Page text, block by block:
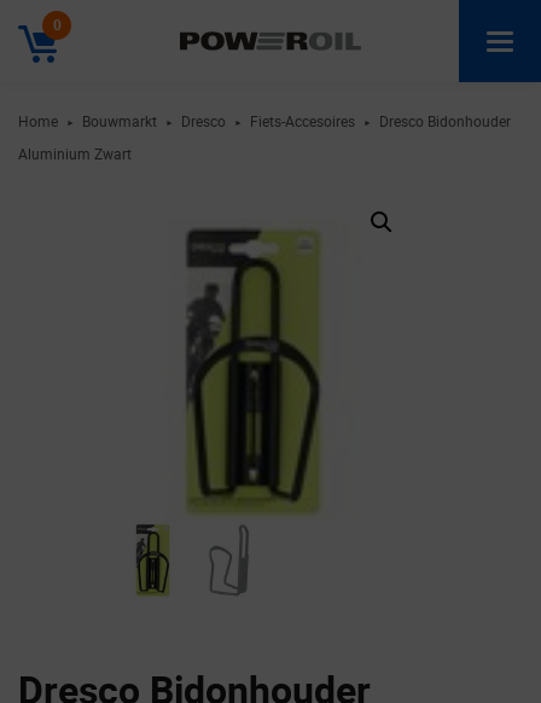
0
Home ► Bouwmarkt ► Dresco ► Fiets-Accesoires ►
Dresco Bidonhouder
Aluminium Zwart
Dresco Bidonhouder